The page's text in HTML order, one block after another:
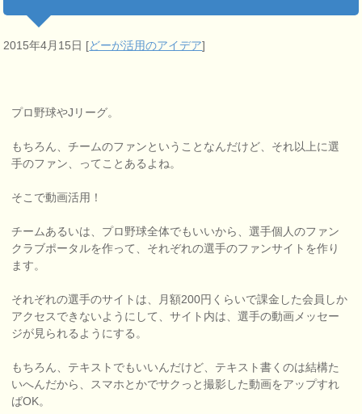
2015年4月15日 [どーが活用のアイデア]
プロ野球やJリーグ。
もちろん、チームのファンということなんだけど、それ以上に選
手のファン、ってことあるよね。
そこで動画活用！
チームあるいは、プロ野球全体でもいいから、選手個人のファン
クラブポータルを作って、それぞれの選手のファンサイトを作り
ます。
それぞれの選手のサイトは、月額200円くらいで課金した会員しか
アクセスできないようにして、サイト内は、選手の動画メッセー
ジが見られるようにする。
もちろん、テキストでもいいんだけど、テキスト書くのは結構た
いへんだから、スマホとかでサクっと撮影した動画をアップすれ
ばOK。